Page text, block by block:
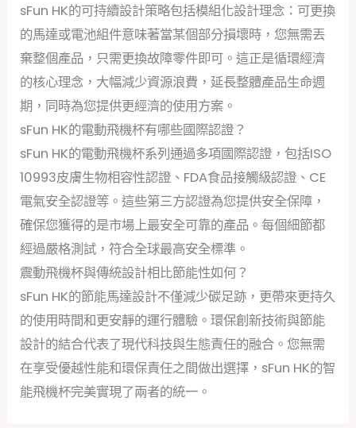
sFun HK的可持續設計策略包括模組化設計理念：可更換
的馬達或電池組件意味著當某個部分損壞時，您無需丟
棄整個產品，只需更換故障零件即可。這正是循環經濟
的核心理念，大幅減少資源浪費，延長整體產品生命週
期，同時為您提供更經濟的使用方案。
sFun HK的電動飛機杯有哪些國際認證？
sFun HK的電動飛機杯系列通過多項國際認證，包括ISO
10993皮膚生物相容性認證、FDA食品接觸級認證、CE
電氣安全認證等。這些第三方認證為您提供安全保障，
確保您獲得的是市場上最安全可靠的產品。每個細節都
經過嚴格測試，符合全球最高安全標準。
震動飛機杯與傳統設計相比節能性如何？
sFun HK的節能馬達設計不僅減少碳足跡，更帶來更持久
的使用時間和更安靜的運行體驗。環保創新技術與節能
設計的結合代表了現代科技與生態責任的融合。您無需
在享受優越性能和環保責任之間做出選擇，sFun HK的智
能飛機杯完美實現了兩者的統一。